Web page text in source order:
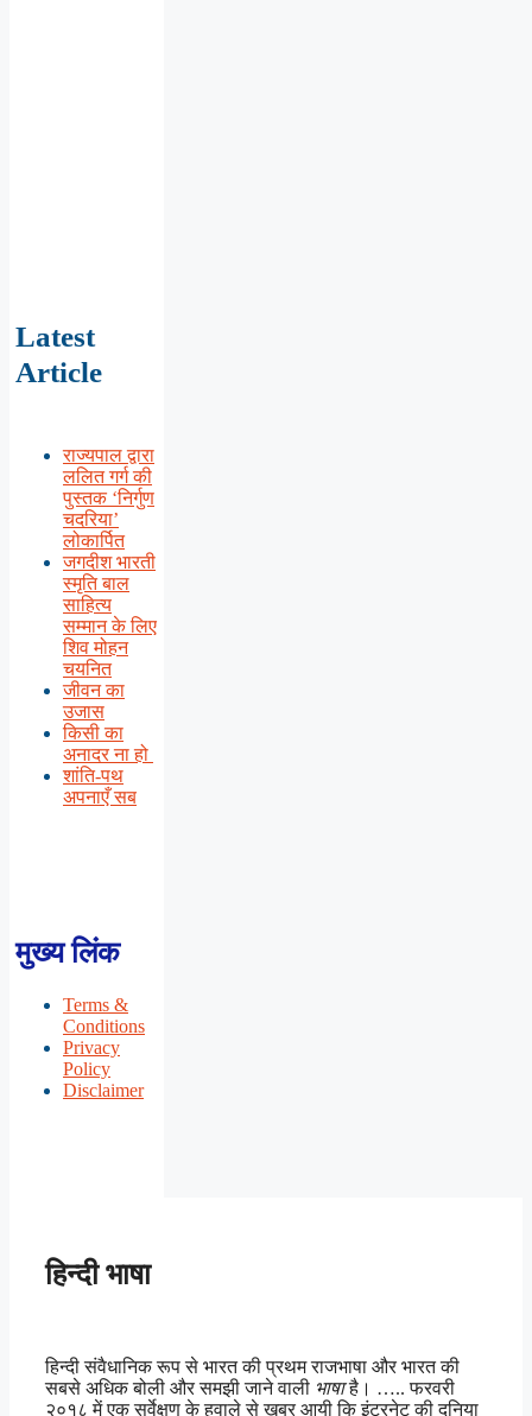
Latest
Article
राज्यपाल द्वारा
ललित गर्ग की
पुस्तक ‘निर्गुण
चदरिया’
लोकार्पित
जगदीश भारती
स्मृति बाल
साहित्य
सम्मान के लिए
शिव मोहन
चयनित
जीवन का
उजास
किसी का
अनादर ना हो
शांति-पथ
अपनाएँ सब
मुख्य लिंक
Terms &
Conditions
Privacy
Policy
Disclaimer
हिन्दी भाषा
हिन्दी संवैधानिक रूप से भारत की प्रथम राजभाषा और भारत की
सबसे अधिक बोली और समझी जाने वाली भाषाहै। ….. फरवरी
२०१८ में एक सर्वेक्षण के हवाले से खबर आयी कि इंटरनेट की दुनिया